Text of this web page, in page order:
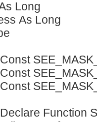
Long
As Long
Function